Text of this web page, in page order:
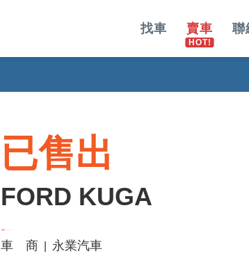
找車 賣車 聯
已售出
FORD KUGA
車 商
永業汽車